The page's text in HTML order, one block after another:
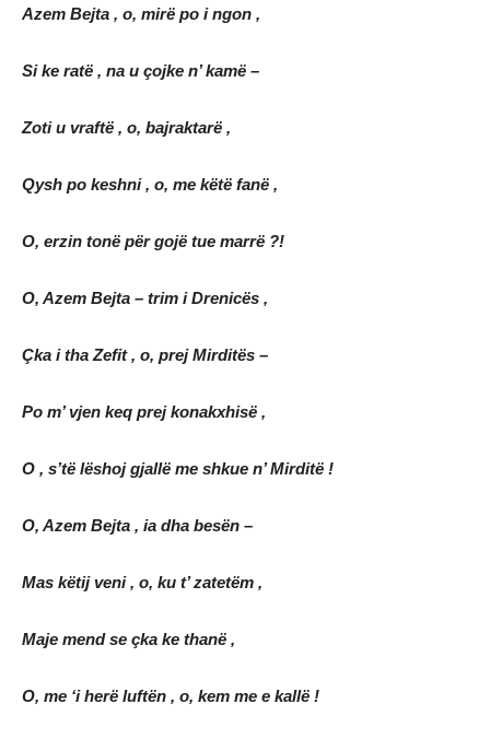
Azem Bejta , o, mirë po i ngon ,
Si ke ratë , na u çojke n’ kamë –
Zoti u vraftë , o, bajraktarë ,
Qysh po keshni , o, me këtë fanë ,
O, erzin tonë për gojë tue marrë ?!
O, Azem Bejta – trim i Drenicës ,
Çka i tha Zefit , o, prej Mirditës –
Po m’ vjen keq prej konakxhisë ,
O , s’të lëshoj gjallë me shkue n’ Mirditë !
O, Azem Bejta , ia dha besën –
Mas këtij veni , o, ku t’ zatetëm ,
Maje mend se çka ke thanë ,
O, me ‘i herë luftën , o, kem me e kallë !